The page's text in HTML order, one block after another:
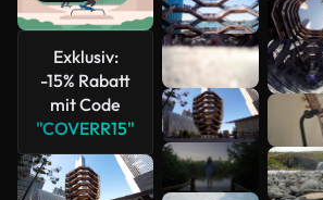
Exklusiv:
-15% Rabatt
mit Code
"COVERR15"